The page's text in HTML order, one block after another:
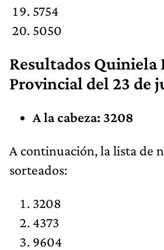
5754
5050
Resultados Quiniela
Provincial del 23 de
A la cabeza: 3208
​A continuación, la lista de
sorteados:
3208
4373
9604